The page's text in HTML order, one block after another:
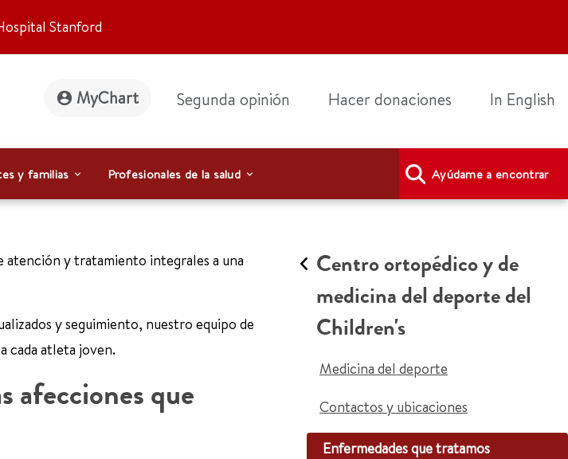
Stanford
MyChart Segunda opinión Hacer donaciones In English
y familias Profesionales de la salud Ayúdame a encontrar
atención y tratamiento integrales a una
y seguimiento, nuestro equipo de
cada atleta joven.
afecciones que
Centro ortopédico y de
medicina del deporte del
Children's
Medicina del deporte
Contactos y ubicaciones
Enfermedades que tratamos